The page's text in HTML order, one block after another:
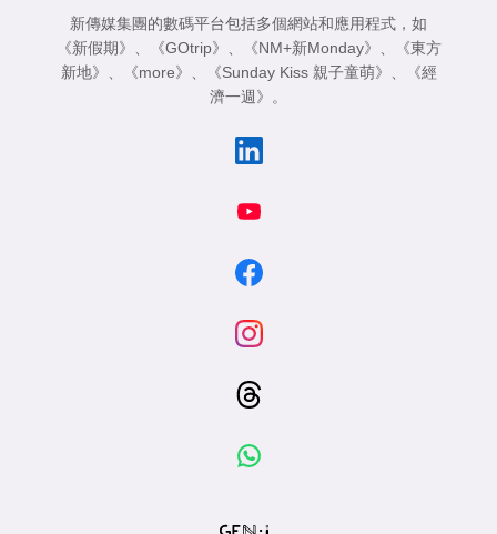
新傳媒集團的數碼平台包括多個網站和應用程式，如
《新假期》
《GOtrip》 《NM+新Monday》
《東方
新地》
《more》 《Sunday Kiss 親子童萌》
《經
濟一週》
。